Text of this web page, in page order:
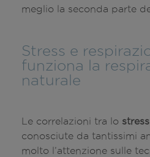
meglio la seconda parte
Stress e
funziona la
naturale
Le correlazioni tra lo
conosciute da tantissimi
molto l’attenzione sulle